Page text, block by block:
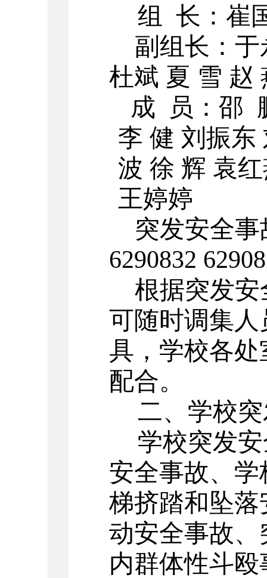
组
长：崔
副组长：
杜斌 夏 雪 赵
成
员：邵
李 健 刘振东
波 徐 辉 袁
王婷婷
突发安全
6290832
根据突发
可随时调集
具，学校各
配合。
二、学校
学校突发
安全事故、
梯挤踏和坠
动安全事故
内群体性斗